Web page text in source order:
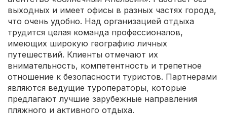
выходных и имеет офисы в разных частях города,
что очень удобно. Над организацией отдыха
трудится целая команда профессионалов,
имеющих широкую географию личных
путешествий. Клиенты отмечают их
внимательность, компетентность и трепетное
отношение к безопасности туристов. Партнерами
являются ведущие туроператоры, которые
предлагают лучшие зарубежные направления
пляжного и активного отдыха.